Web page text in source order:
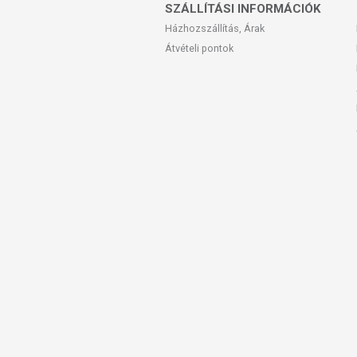
érzékeny vagy allergiás!
SZÁLLÍTÁSI INFORMÁCIÓK
Házhozszállítás, Árak
Átvételi pontok